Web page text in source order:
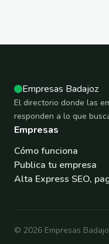
Empresas Badajoz
El directorio donde las
responden a lo que
Empresas
Cómo funciona
Publica tu empresa
Alta Express SEO,
© 2026 Empresas